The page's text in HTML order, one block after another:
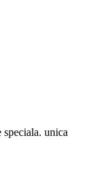
speciala. unica